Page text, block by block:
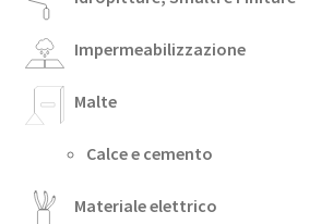
Impermeabilizzazione
Malte
Calce e cemento
Materiale elettrico